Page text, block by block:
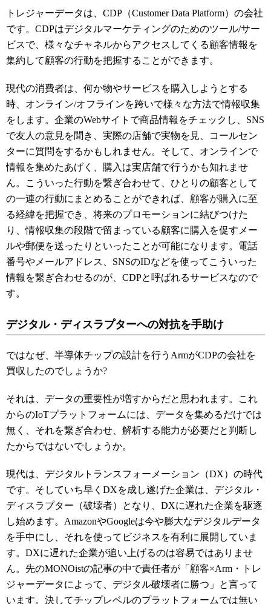
トレジャーデータは、CDP（Customer Data Platform）の会社
です。CDPはデジタルマーケティングのためのツール/サー
ビスで、様々なチャネルからアクセスしてくる顧客情報を
集約して顧客の行動を把握することができます。
現代の消費者は、何か物やサービスを購入しようとする
時、オンライン/オフラインを跨いで様々な方法で情報収集
をします。企業のWebサイトで商品情報をチェックし、SNS
で友人の意見を聞き、実際の店舗で実物を見、コールセン
ターに質問をするかもしれません。そして、オンラインで
情報を集めたあげく、購入は実店舗で行うかも知れませ
ん。こういった行動を繋ぎ合わせて、ひとりの顧客として
の一連の行動にまとめることができれば、顧客が購入に至
る経緯を把握でき、将来のプロモーションに結びつけた
り、情報収集の段階で留まっている顧客に購入を促すメー
ルや郵便を送ったりといったことが可能になります。電話
番号やメールアドレス、SNSのIDなどを使ってこういった
情報を繋ぎ合わせるのが、CDPと呼ばれるサービスなので
す。
デジタル・ディスラプターへの対抗を手助け
ではなぜ、半導体チップの設計を行うArmがCDPの会社を
買収したのでしょうか?
それは、データの重要性が増すからだと思われます。これ
からのIoTプラットフォームには、データを集めるだけでは
無く、それを繋ぎ合わせ、解析する能力が必要だと判断し
たからではないでしょうか。
現代は、デジタルトランスフォーメーション（DX）の時代
です。そしていち早くDXを成し遂げた企業は、デジタル・
ディスラプター（破壊者）となり、DXに遅れた企業を駆逐
し始めます。AmazonやGoogleは今や膨大なデジタルデータ
を手中にし、それを使ってビジネスを有利に展開していま
す。DXに遅れた企業が追い上げるのは容易ではありませ
ん。先のMONOistの記事の中で責任者が「顧客×Arm・トレ
ジャーデータによって、デジタル破壊者に勝つ」と言って
います。決してチップレベルのプラットフォームでは無い